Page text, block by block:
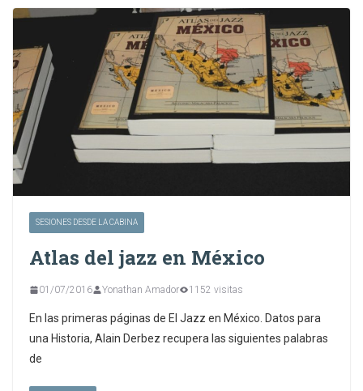
SESIONES DESDE LA CABINA
Atlas del jazz en México
01/07/2016 Yonathan Amador 1152 visitas
En las primeras páginas de El Jazz en México. Datos para
una Historia, Alain Derbez recupera las siguientes palabras
de